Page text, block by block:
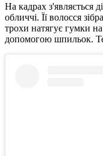
На кадрах з'являється
обличчі. Її волосся
трохи натягує гумки на
допомогою шпильок.